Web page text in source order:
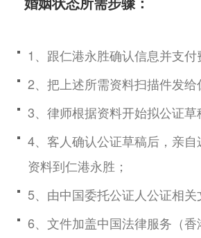
1、跟仁港永胜确认信息并支付
2、把上述所需资料扫描件发给
3、律师根据资料开始拟公证草
4、客人确认公证草稿后，亲
资料到仁港永胜；
5、由中国委托公证人公证相关
6、文件加盖中国法律服务（